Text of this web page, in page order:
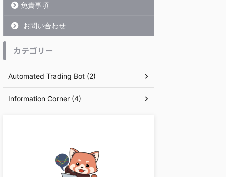
免責事項
お問い合わせ
カテゴリー
Automated Trading Bot (2)
Information Corner (4)